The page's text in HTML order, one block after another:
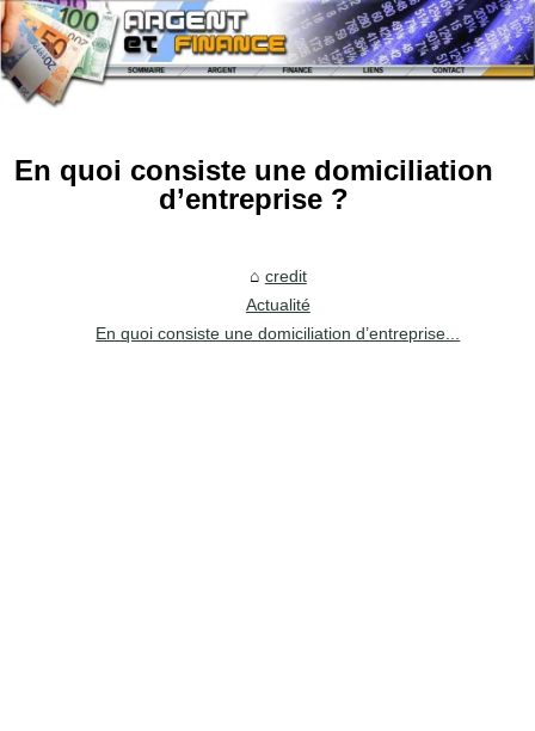
En quoi consiste une domiciliation
d’entreprise ?
credit
Actualité
En quoi consiste une domiciliation d’entreprise...